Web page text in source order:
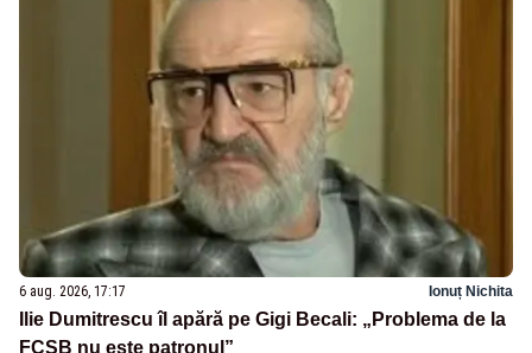
6 aug. 2026, 17:17 Ionuț Nichita
Ilie Dumitrescu îl apără pe Gigi Becali: „Problema de la
FCSB nu este patronul”